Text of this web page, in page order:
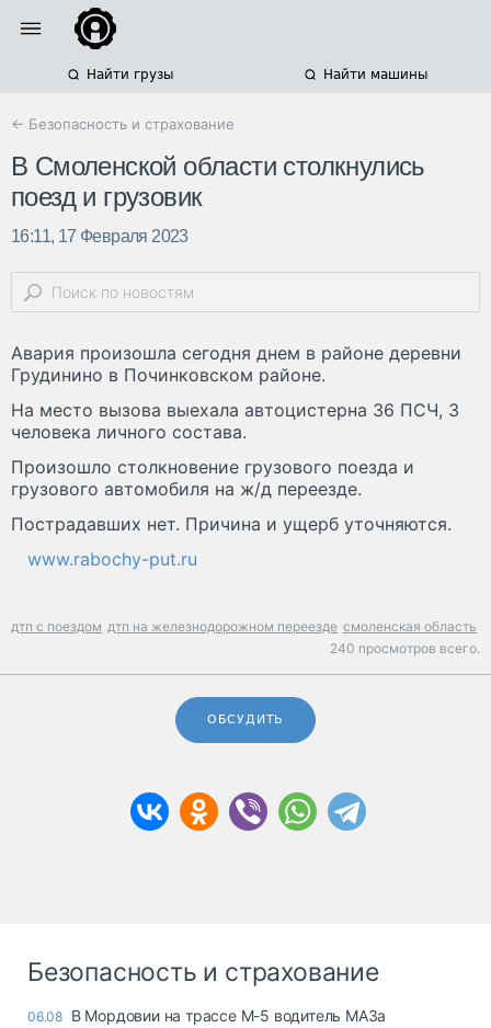
Найти грузы Найти машины
← Безопасность и страхование
В Смоленской области столкнулись
поезд и грузовик
16:11, 17 Февраля 2023
Авария произошла сегодня днем в районе деревни
Грудинино в Починковском районе.
На место вызова выехала автоцистерна 36 ПСЧ, 3
человека личного состава.
Произошло столкновение грузового поезда и
грузового автомобиля на ж/д переезде.
Пострадавших нет. Причина и ущерб уточняются.
www.rabochy-put.ru
дтп с поездом дтп на железнодорожном переезде смоленская область
240 просмотров всего.
ОБСУДИТЬ
Безопасность и страхование
06.08 В Мордовии на трассе М-5 водитель МАЗа